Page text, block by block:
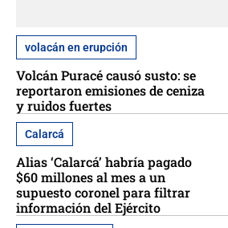
volacán en erupción
Volcán Puracé causó susto: se
reportaron emisiones de ceniza
y ruidos fuertes
Calarcá
Alias ‘Calarcá’ habría pagado
$60 millones al mes a un
supuesto coronel para filtrar
información del Ejército